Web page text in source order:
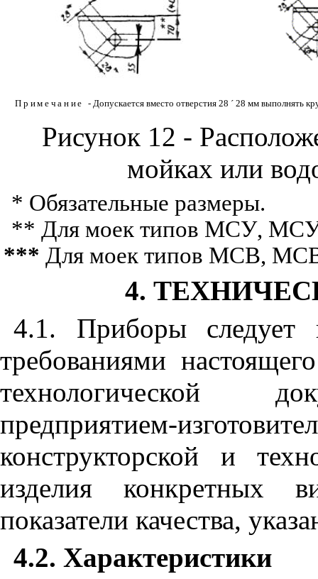
Примечание - Допускается вместо отверстия 28 ´28 мм выполнять
Рисунок 12 -
мойках или
* Обязательные размеры.
** Для моек типов МСУ,
*** Для моек типов МСВ,
4.
4.1. Приборы следует
требованиями
технологической
предприятием-
конструкторской и
изделия конкретных
показатели качества,
4.2. Характеристики